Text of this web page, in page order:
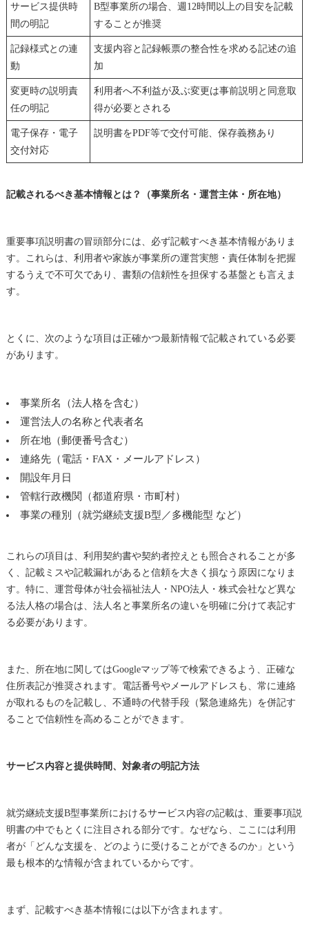
サービス提供時
間の明記
B型事業所の場合、週12時間以上の目安を記載
することが推奨
記録様式との連
動
支援内容と記録帳票の整合性を求める記述の追
加
変更時の説明責
任の明記
利用者へ不利益が及ぶ変更は事前説明と同意取
得が必要とされる
電子保存・電子
交付対応
説明書をPDF等で交付可能、保存義務あり
記載されるべき基本情報とは？（事業所名・運営主体・所在地）
重要事項説明書の冒頭部分には、必ず記載すべき基本情報がありま
す。これらは、利用者や家族が事業所の運営実態・責任体制を把握
するうえで不可欠であり、書類の信頼性を担保する基盤とも言えま
す。
とくに、次のような項目は正確かつ最新情報で記載されている必要
があります。
事業所名（法人格を含む）
運営法人の名称と代表者名
所在地（郵便番号含む）
連絡先（電話・FAX・メールアドレス）
開設年月日
管轄行政機関（都道府県・市町村）
事業の種別（就労継続支援B型／多機能型 など）
これらの項目は、利用契約書や契約者控えとも照合されることが多
く、記載ミスや記載漏れがあると信頼を大きく損なう原因になりま
す。特に、運営母体が社会福祉法人・NPO法人・株式会社など異な
る法人格の場合は、法人名と事業所名の違いを明確に分けて表記す
る必要があります。
また、所在地に関してはGoogleマップ等で検索できるよう、正確な
住所表記が推奨されます。電話番号やメールアドレスも、常に連絡
が取れるものを記載し、不通時の代替手段（緊急連絡先）を併記す
ることで信頼性を高めることができます。
サービス内容と提供時間、対象者の明記方法
就労継続支援B型事業所におけるサービス内容の記載は、重要事項説
明書の中でもとくに注目される部分です。なぜなら、ここには利用
者が「どんな支援を、どのように受けることができるのか」という
最も根本的な情報が含まれているからです。
まず、記載すべき基本情報には以下が含まれます。